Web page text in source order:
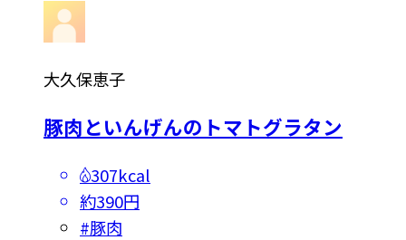
大久保恵子
豚肉といんげんのトマトグラタン
307kcal
約390円
#豚肉